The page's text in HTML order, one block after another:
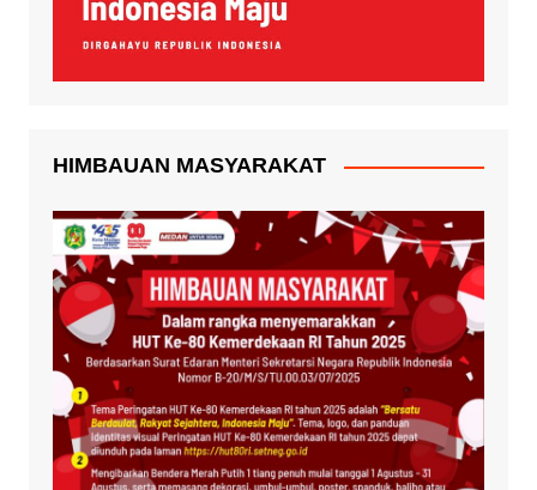
HIMBAUAN MASYARAKAT